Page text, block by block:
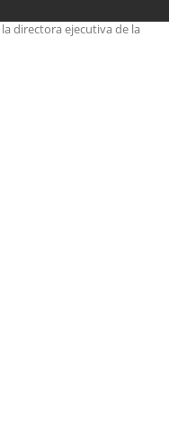
directora ejecutiva de la